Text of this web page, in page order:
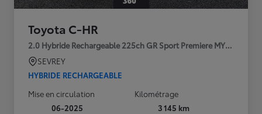
Toyota C-HR
2.0 Hybride Rechargeable 225ch GR Sport Premiere MY25
SEVREY
HYBRIDE RECHARGEABLE
Mise en circulation
06-2025
Kilométrage
3 145 km